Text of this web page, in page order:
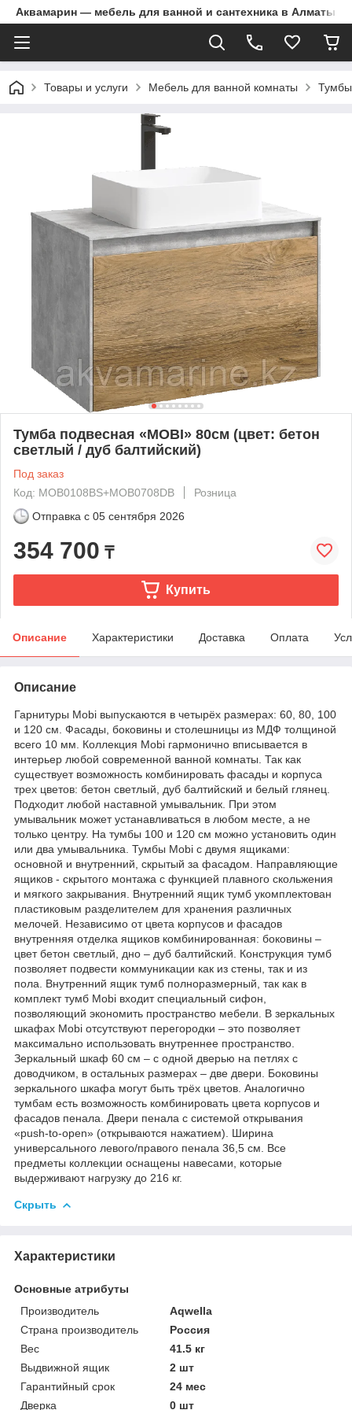
Аквамарин — мебель для ванной и сантехника в Алматы |
Товары и услуги Мебель для ванной комнаты
Тумба подвесная «MOBI» 80см (цвет: бетон
светлый / дуб балтийский)
Под заказ
Код: MOB0108BS+MOB0708DB
Розница
Отправка с 05 сентября 2026
354 700 ₸
Купить
Описание Характеристики Доставка Оплата
Описание
Гарнитуры Mobi выпускаются в четырёх размерах: 60, 80, 100
и 120 см. Фасады, боковины и столешницы из МДФ толщиной
всего 10 мм. Коллекция Mobi гармонично вписывается в
интерьер любой современной ванной комнаты. Так как
существует возможность комбинировать фасады и корпуса
трех цветов: бетон светлый, дуб балтийский и белый глянец.
Подходит любой наставной умывальник. При этом
умывальник может устанавливаться в любом месте, а не
только центру. На тумбы 100 и 120 см можно установить один
или два умывальника. Тумбы Mobi c двумя ящиками:
основной и внутренний, скрытый за фасадом. Направляющие
ящиков - скрытого монтажа с функцией плавного скольжения
и мягкого закрывания. Внутренний ящик тумб укомплектован
пластиковым разделителем для хранения различных
мелочей. Независимо от цвета корпусов и фасадов
внутренняя отделка ящиков комбинированная: боковины –
цвет бетон светлый, дно – дуб балтийский. Конструкция тумб
позволяет подвести коммуникации как из стены, так и из
пола. Внутренний ящик тумб полноразмерный, так как в
комплект тумб Mobi входит специальный сифон,
позволяющий экономить пространство мебели. В зеркальных
шкафах Mobi отсутствуют перегородки – это позволяет
максимально использовать внутреннее пространство.
Зеркальный шкаф 60 см – с одной дверью на петлях с
доводчиком, в остальных размерах – две двери. Боковины
зеркального шкафа могут быть трёх цветов. Аналогично
тумбам есть возможность комбинировать цвета корпусов и
фасадов пенала. Двери пенала с системой открывания
«push-to-open» (открываются нажатием). Ширина
универсального левого/правого пенала 36,5 см. Все
предметы коллекции оснащены навесами, которые
выдерживают нагрузку до 216 кг.
Скрыть
Характеристики
Основные атрибуты
Производитель
Aqwella
Страна производитель
Россия
Вес
41.5 кг
Выдвижной ящик
2 шт
Гарантийный срок
24 мес
Дверка
0 шт